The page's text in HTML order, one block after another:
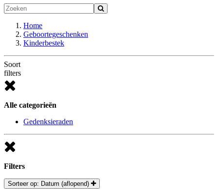
Home
Geboortegeschenken
Kinderbestek
Soort
filters
Alle categorieën
Gedenksieraden
Filters
Sorteer op: Datum (aflopend)